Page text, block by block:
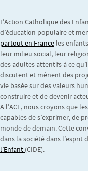
L’Action Catholique des
d’éducation populaire et
partout en France les
leur milieu social, leur
des adultes attentifs à ce
discutent et mènent des
vie basée sur des valeurs
construire et de devenir
A l’ACE, nous croyons que
capables de s’exprimer, de
monde de demain. Cette
dans la société dans l’esprit
l’Enfant (CIDE).